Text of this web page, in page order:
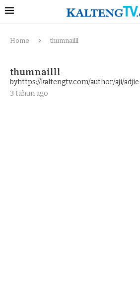
Home thumnailll
thumnailll
byhttps://kaltengtv.com/author/aji/adjie
3 tahun ago